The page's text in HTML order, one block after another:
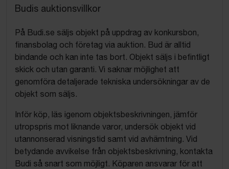
Budis auktionsvillkor
På Budi.se säljs objekt på uppdrag av konkursbon,
finansbolag och företag via auktion. Bud är alltid
bindande och kan inte tas bort. Objekt säljs i befintligt
skick och utan garanti. Vi saknar möjlighet att
genomföra detaljerade tekniska undersökningar av de
objekt som säljs.
Inför köp, läs igenom objektsbeskrivningen, jämför
utropspris mot liknande varor, undersök objekt vid
utannonserad visningstid samt vid avhämtning. Vid
betydande avvikelse från objektsbeskrivning, kontakta
Budi så snart som möjligt. Köparen ansvarar för att